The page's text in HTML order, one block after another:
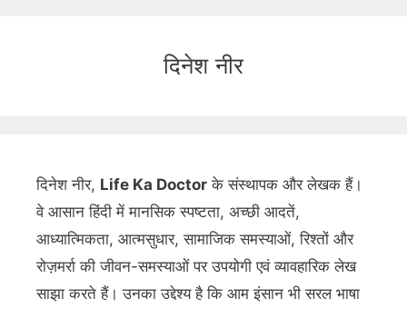
दिनेश नीर
दिनेश नीर, Life Ka Doctor के संस्थापक और लेखक हैं।
वे आसान हिंदी में मानसिक स्पष्टता, अच्छी आदतें,
आध्यात्मिकता, आत्मसुधार, सामाजिक समस्याओं, रिश्तों और
रोज़मर्रा की जीवन-समस्याओं पर उपयोगी एवं व्यावहारिक लेख
साझा करते हैं। उनका उद्देश्य है कि आम इंसान भी सरल भाषा